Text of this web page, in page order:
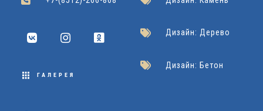
ГАЛЕРЕЯ
Дизайн: Дерево
Дизайн: Бетон